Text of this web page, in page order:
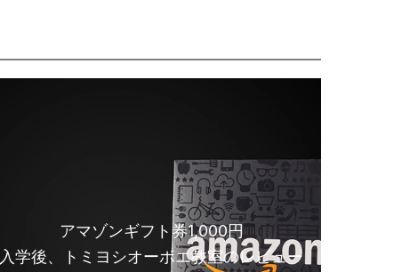
アマゾンギフト券1,000円
入学後、トミヨシオーボエ教室のレビュー